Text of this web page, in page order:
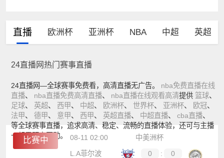
直播 欧洲杯 亚洲杯 NBA 中超 英超
24直播网热门赛事直播
24直播网—全球赛事免费看，高清直播无广告。 nba免费直播在线
直播、 nba直播免费高清直播、 nba直播在线观看高清提供 篮球、
足球、 英超、 西甲、 中超、 欧洲杯、 世界杯、 亚洲杯、 欧冠、
法甲、 德甲、 意甲、 西甲、 英超直播、 中超直播、 cba直播、
等全球赛事直播，追求高清、稳定、流畅的直播体验，还可与主播
一起零距离互动。
比赛中 08-11 02:00
中美洲杯
L.A菲尔波
0 :
0